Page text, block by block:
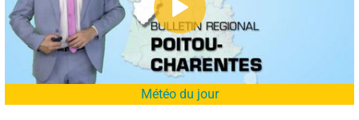
Météo du jour